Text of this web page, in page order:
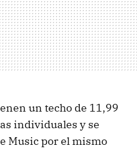
un techo de 11,99
individuales y se
Music por el mismo